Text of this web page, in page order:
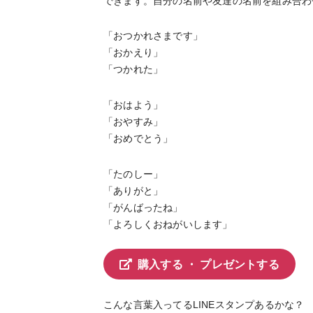
「おつかれさまです」
「おかえり」
「つかれた」
「おはよう」
「おやすみ」
「おめでとう」
「たのしー」
「ありがと」
「がんばったね」
「よろしくおねがいします」
購入する ・ プレゼントする
こんな言葉入ってるLINEスタンプあるかな？